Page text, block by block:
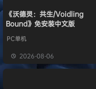
《沃德灵：共生/Voidling
Bound》免安装中文版
PC单机
2026-08-06